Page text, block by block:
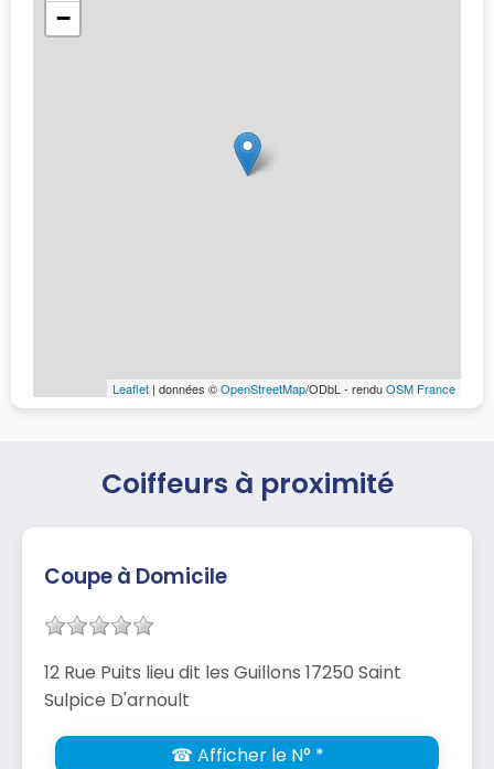
−
Leaflet | données ©OpenStreetMap/ODbL - renduOSM France
Coiffeurs à proximité
Coupe à Domicile
12 Rue Puits lieu dit les Guillons 17250 Saint
Sulpice D'arnoult
☎ Afficher le N° *